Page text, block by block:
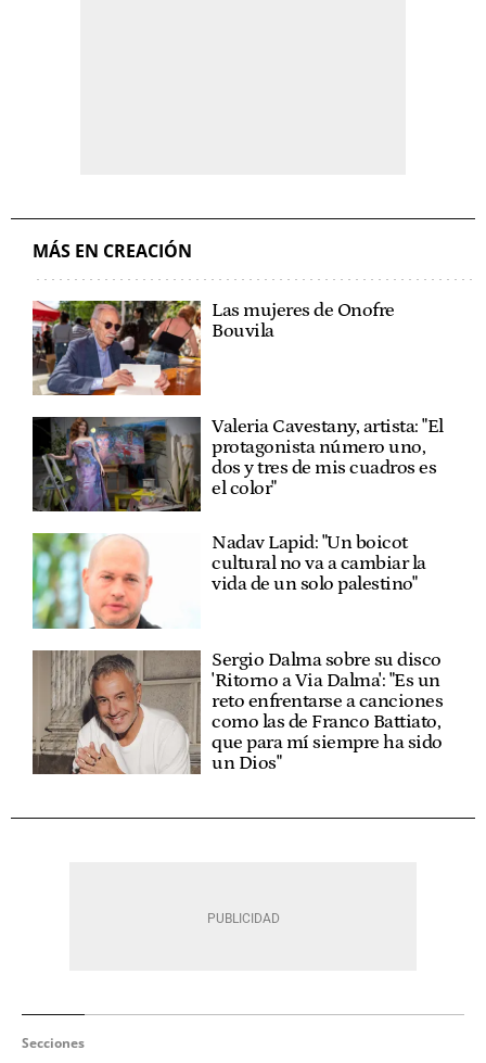
MÁS EN CREACIÓN
Las mujeres de Onofre
Bouvila
Valeria Cavestany, artista: "El
protagonista número uno,
dos y tres de mis cuadros es
el color"
Nadav Lapid: "Un boicot
cultural no va a cambiar la
vida de un solo palestino"
Sergio Dalma sobre su disco
'Ritorno a Via Dalma': "Es un
reto enfrentarse a canciones
como las de Franco Battiato,
que para mí siempre ha sido
un Dios"
Secciones